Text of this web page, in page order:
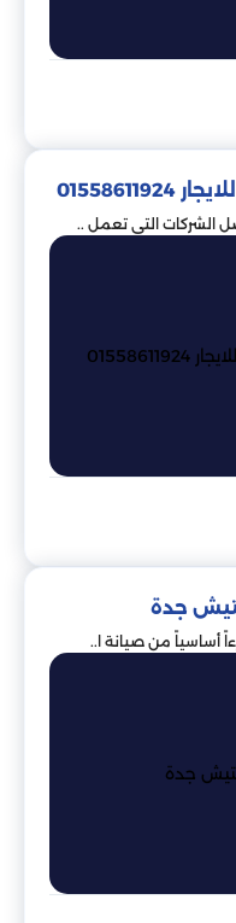
الشركات التي تعمل ..
جدة
أساسياً من صيانة ا..